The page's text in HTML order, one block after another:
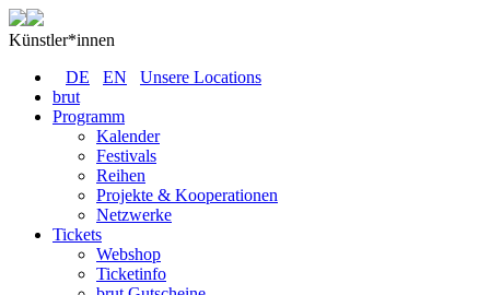
Künstler*innen
DE
EN
Unsere Locations
brut
Programm
Kalender
Festivals
Reihen
Projekte & Kooperationen
Netzwerke
Tickets
Webshop
Ticketinfo